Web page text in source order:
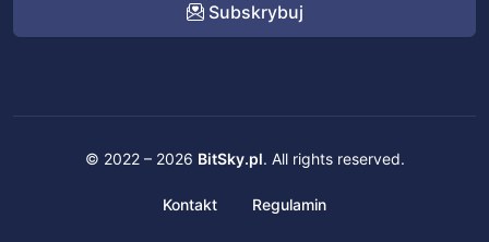
Subskrybuj
© 2022 – 2026 BitSky.pl. All rights reserved.
Kontakt Regulamin